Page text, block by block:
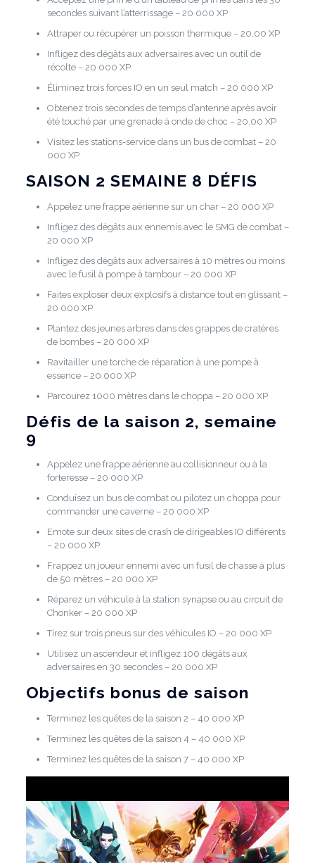
secondes suivant l’atterrissage – 20 000 XP
Attraper ou récupérer un poisson thermique – 20,00 XP
Infligez des dégâts aux adversaires avec un outil de
récolte – 20 000 XP
Éliminez trois forces IO en un seul match – 20 000 XP
Obtenez trois secondes de temps d’antenne après avoir
été touché par une grenade à onde de choc – 20,00 XP
Visitez les stations-service dans un bus de combat – 20
000 XP
SAISON 2 SEMAINE 8 DÉFIS
Appelez une frappe aérienne sur un char – 20 000 XP
Infligez des dégâts aux ennemis avec le SMG de combat –
20 000 XP
Infligez des dégâts aux adversaires à 10 mètres ou moins
avec le fusil à pompe à tambour – 20 000 XP
Faites exploser deux explosifs à distance tout en glissant –
20 000 XP
Plantez des jeunes arbres dans des grappes de cratères
de bombes – 20 000 XP
Ravitailler une torche de réparation à une pompe à
essence – 20 000 XP
Parcourez 1000 mètres dans le choppa – 20 000 XP
Défis de la saison 2, semaine
9
Appelez une frappe aérienne au collisionneur ou à la
forteresse – 20 000 XP
Conduisez un bus de combat ou pilotez un choppa pour
commander une caverne – 20 000 XP
Emote sur deux sites de crash de dirigeables IO différents
– 20 000 XP
Frappez un joueur ennemi avec un fusil de chasse à plus
de 50 mètres – 20 000 XP
Réparez un véhicule à la station synapse ou au circuit de
Chonker – 20 000 XP
Tirez sur trois pneus sur des véhicules IO – 20 000 XP
Utilisez un ascendeur et infligez 100 dégâts aux
adversaires en 30 secondes – 20 000 XP
Objectifs bonus de saison
Terminez les quêtes de la saison 2 – 40 000 XP
Terminez les quêtes de la saison 4 – 40 000 XP
Terminez les quêtes de la saison 7 – 40 000 XP